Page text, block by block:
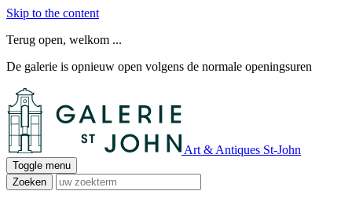
Skip to the content
Terug open, welkom ...
De galerie is opnieuw open volgens de normale openingsuren
Art & Antiques St-John
Toggle menu
Zoeken